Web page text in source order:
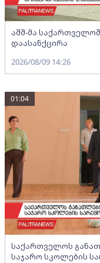
აშშ-მა
დაასანქცირა
2026/08/09 14:26
საქართველოს
საჯარო სკოლების
01:04